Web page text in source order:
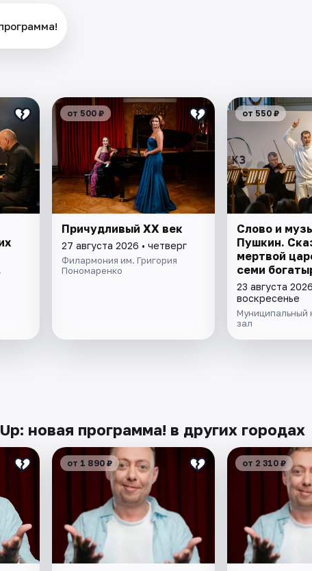
от 500 ₽
Причудливый ХХ век
27 августа 2026 • четверг
Филармония им. Григория
Пономаренко
от 550 ₽
Слово и
Пушкин.
мертвой
семи
23 августа
воскресенье
Муниципальный
зал
новая программа! в других городах
от 1 890 ₽ от 2 310 ₽